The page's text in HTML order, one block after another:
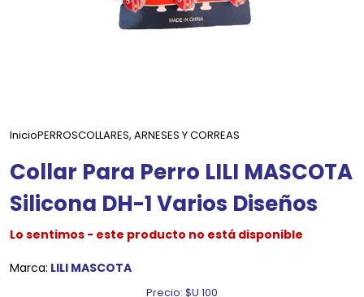
InicioPERROSCOLLARES, ARNESES Y CORREAS
Collar Para Perro LILI MASCOTA
Silicona DH-1 Varios Diseños
Lo sentimos - este producto no está disponible
Marca: LILI MASCOTA
Precio: $U 100